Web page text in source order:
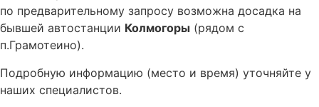
по предварительному запросу возможна досадка на
бывшей автостанции Колмогоры (рядом с
п.Грамотеино).
Подробную информацию (место и время) уточняйте у
наших специалистов.